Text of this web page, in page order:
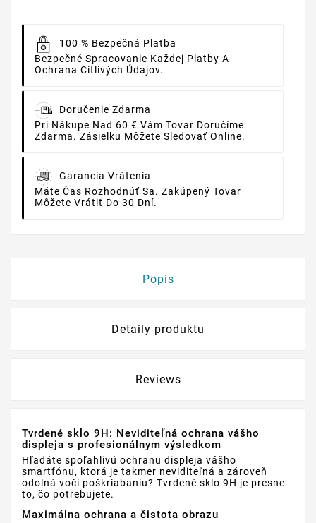
100 % Bezpečná Platba
Bezpečné Spracovanie Každej Platby A
Ochrana Citlivých Údajov.
Doručenie Zdarma
Pri Nákupe Nad 60 € Vám Tovar Doručíme
Zdarma. Zásielku Môžete Sledovať Online.
Garancia Vrátenia
Máte Čas Rozhodnúť Sa. Zakúpený Tovar
Môžete Vrátiť Do 30 Dní.
Popis
Detaily produktu
Reviews
Tvrdené sklo 9H: Neviditeľná ochrana vášho
displeja s profesionálnym výsledkom
Hľadáte spoľahlivú ochranu displeja vášho
smartfónu, ktorá je takmer neviditeľná a zároveň
odolná voči poškriabaniu? Tvrdené sklo 9H je presne
to, čo potrebujete.
Maximálna ochrana a čistota obrazu